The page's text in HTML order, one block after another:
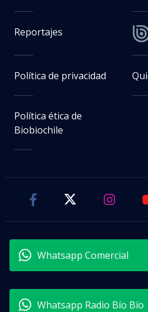
Reportajes
Política de privacidad
Política ética de
Biobiochile
Whatsapp Comercial
Whatsapp Radio Bío Bío